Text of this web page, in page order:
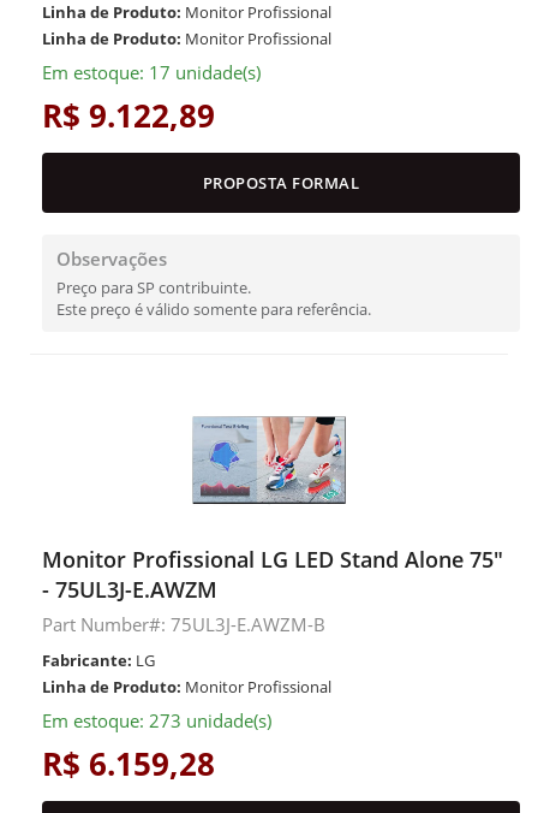
Linha de Produto: Monitor Profissional
Linha de Produto: Monitor Profissional
Em estoque: 17 unidade(s)
R$ 9.122,89
PROPOSTA FORMAL
Observações
Preço para SP contribuinte.
Este preço é válido somente para referência.
Monitor Profissional LG LED Stand Alone 75"
- 75UL3J-E.AWZM
Part Number#: 75UL3J-E.AWZM-B
Fabricante: LG
Linha de Produto: Monitor Profissional
Em estoque: 273 unidade(s)
R$ 6.159,28